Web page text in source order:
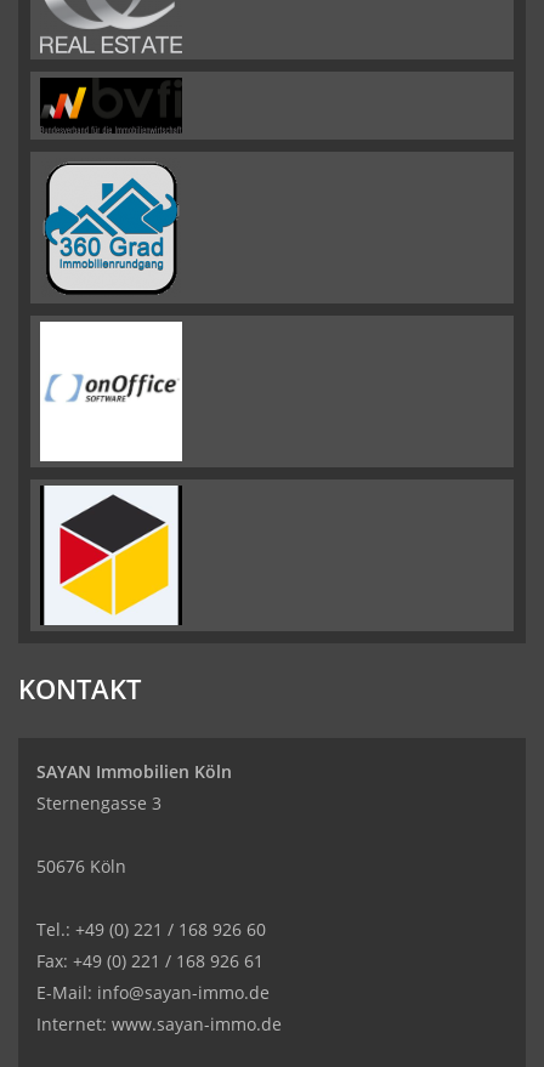
KONTAKT
SAYAN Immobilien Köln
Sternengasse 3
50676 Köln
Tel.: +49 (0) 221 / 168 926 60
Fax: +49 (0) 221 / 168 926 61
E-Mail: info@sayan-immo.de
Internet: www.sayan-immo.de